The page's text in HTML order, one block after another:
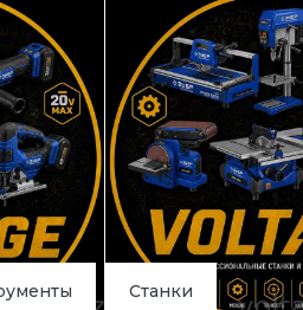
Станки